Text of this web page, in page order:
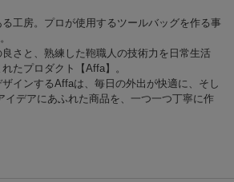
工房。プロが使用するツールバッグを作る事
さと、熟練した鞄職人の技術力を日常生活
たプロダクト【Affa】。
ザインするAffaは、毎日の外出が快適に、そし
イデアにあふれた商品を、一つ一つ丁寧に作